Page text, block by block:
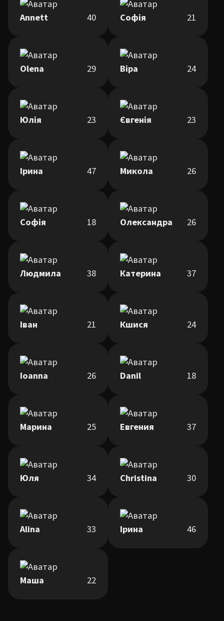
Annett 40 Софія 21
Olena 29 Віра 24
Юлія 23 Євгенія 23
Ірина 47 Микола 26
Софія 18 Олександра 26
Людмила 38 Катерина 37
Іван 21 Кшися 24
Ioanna 26 Danil 18
Марина 25 Евгения 37
Юля 34 Christina 30
Alina 33 Ірина 46
Маша 22